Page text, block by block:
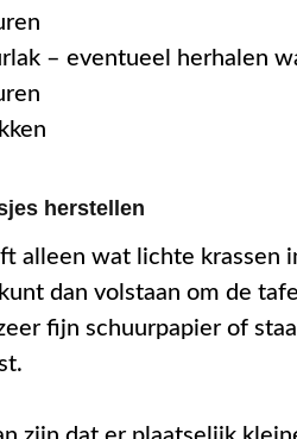
– eventueel herhalen
herstellen
alleen wat lichte krassen
dan volstaan om de
fijn schuurpapier of